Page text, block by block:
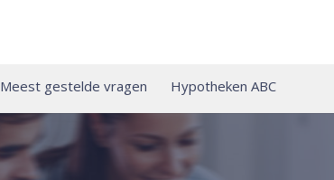
Meest gestelde vragen Hypotheken ABC